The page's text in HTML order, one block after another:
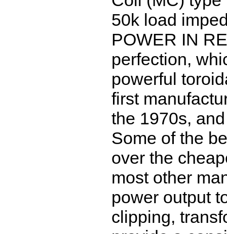
50k load
POWER IN
perfection,
powerful
first
the 1970s,
Some of the
over the
most other
power output
clipping,